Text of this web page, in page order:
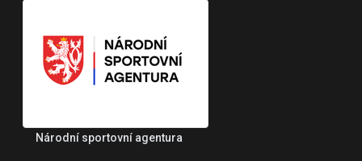
Národní sportovní agentura